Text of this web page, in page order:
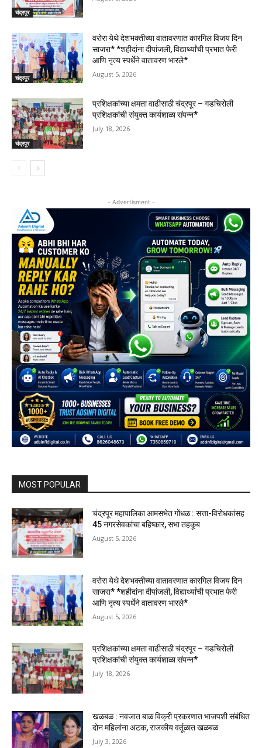
चंद्रपूर
चंद्रपूर
वरोरा येथे देशभक्तीच्या वातावरणात कारगिल विजय दिन
साजरा* *शहीदांना दीपांजली, विद्यार्थ्यांची प्रभात फेरी
आणि नृत्य स्पर्धेने वातावरण भारले*
August 5, 2026
चंद्रपूर
प्रशिक्षकांच्या क्षमता वाढीसाठी चंद्रपूर – गडचिरोली
प्रशिक्षकांची संयुक्त कार्यशाळा संपन्न*
July 18, 2026
- Advertisment -
MOST POPULAR
चंद्रपूर महापालिका आमसभेत गोंधळ : सत्ता-विरोधकांसह
45 नगरसेवकांचा बहिष्कार, सभा तहकूब
August 5, 2026
वरोरा येथे देशभक्तीच्या वातावरणात कारगिल विजय दिन
साजरा* *शहीदांना दीपांजली, विद्यार्थ्यांची प्रभात फेरी
आणि नृत्य स्पर्धेने वातावरण भारले*
August 5, 2026
प्रशिक्षकांच्या क्षमता वाढीसाठी चंद्रपूर – गडचिरोली
प्रशिक्षकांची संयुक्त कार्यशाळा संपन्न*
July 18, 2026
खळबळ : नवजात बाळ विक्री प्रकरणात भाजपशी संबंधित
दोन महिलांना अटक, राजकीय वर्तूळात खळबळ
July 3, 2026